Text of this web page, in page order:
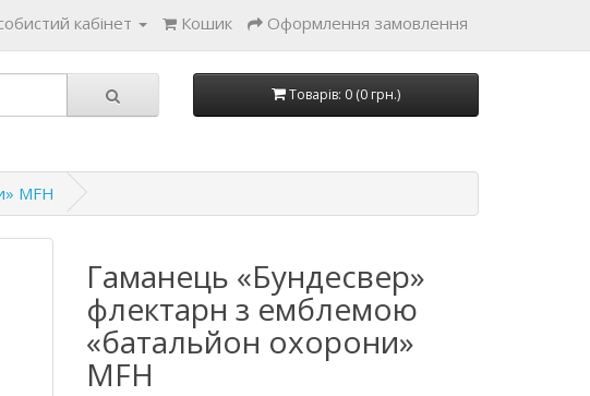
кабінет Кошик Оформлення замовлення
Товарів: 0 (0 грн.)
MFH
Гаманець «Бундесвер»
флектарн з емблемою
«батальйон охорони»
MFH